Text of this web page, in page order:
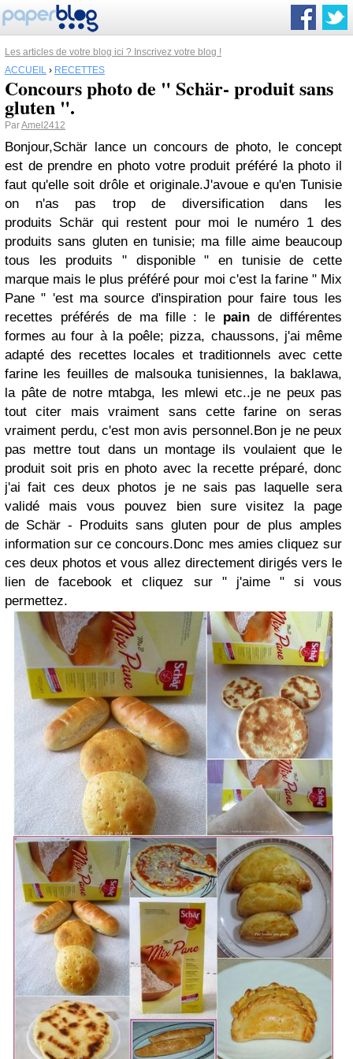
Les articles de votre blog ici ? Inscrivez votre blog !
ACCUEIL › RECETTES
Concours photo de " Schär- produit sans
gluten ".
ParAmel2412
Bonjour,Schär lance un concours de photo, le concept
est de prendre en photo votre produit préféré la photo il
faut qu'elle soit drôle et originale.J'avoue e qu'en Tunisie
on n'as pas trop de diversification dans les
produits Schär qui restent pour moi le numéro 1 des
produits sans gluten en tunisie; ma fille aime beaucoup
tous les produits " disponible " en tunisie de cette
marque mais le plus préféré pour moi c'est la farine " Mix
Pane " 'est ma source d'inspiration pour faire tous les
recettes préférés de ma fille : le pain de différentes
formes au four à la poêle; pizza, chaussons, j'ai même
adapté des recettes locales et traditionnels avec cette
farine les feuilles de malsouka tunisiennes, la baklawa,
la pâte de notre mtabga, les mlewi etc..je ne peux pas
tout citer mais vraiment sans cette farine on seras
vraiment perdu, c'est mon avis personnel.Bon je ne peux
pas mettre tout dans un montage ils voulaient que le
produit soit pris en photo avec la recette préparé, donc
j'ai fait ces deux photos je ne sais pas laquelle sera
validé mais vous pouvez bien sure visitez la page
de Schär - Produits sans gluten pour de plus amples
information sur ce concours.Donc mes amies cliquez sur
ces deux photos et vous allez directement dirigés vers le
lien de facebook et cliquez sur " j'aime " si vous
permettez.